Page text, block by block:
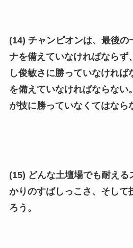
(14) チャンピオンは、最後の
ナを備えていなければならず
し俊敏さに勝っていなければ
を備えていなければならない
が技に勝っていなくてはなら
(15) どんな土壇場でも耐える
かりのすばしっこさ、そして
ろう。